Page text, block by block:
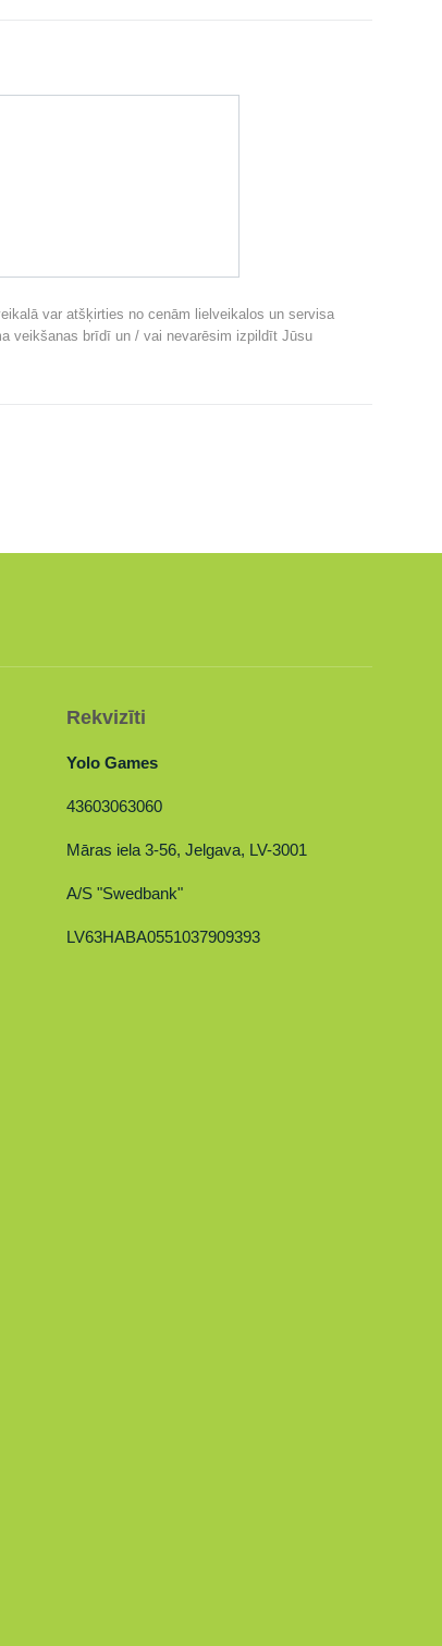
var atšķirties no cenām lielveikalos un servisa
veikšanas brīdī un / vai nevarēsim izpildīt Jūsu
Rekvizīti
Yolo Games
43603063060
Māras iela 3-56, Jelgava, LV-3001
A/S "Swedbank"
LV63HABA0551037909393